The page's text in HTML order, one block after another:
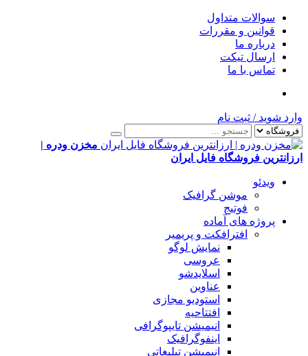
سوالات متداول
قوانین و مقررات
درباره ما
ارسال تیکت
تماس با ما
وارد شوید / ثبت نام
مخزن ودره |
ارزانترین فروشگاه فایل ایران
ویدئو
موشن گرافیک
فوتیج
پروژه های آماده
افترافکت و پریمیر
نمایش لوگو
عروسی
اسلایدشو
عناوین
استودیو مجازی
افتتاحیه
انیمیشن تایپوگرافی
اینفوگرافیک
انیمیشن تبلیغاتی